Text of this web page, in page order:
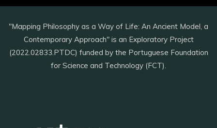
"Mapping Philosophy as a Way of Life: An Ancient Model, a
Contemporary Approach" is an Exploratory Project
(2022.02833.PTDC) funded by the Portuguese Foundation
for Science and Technology (FCT).